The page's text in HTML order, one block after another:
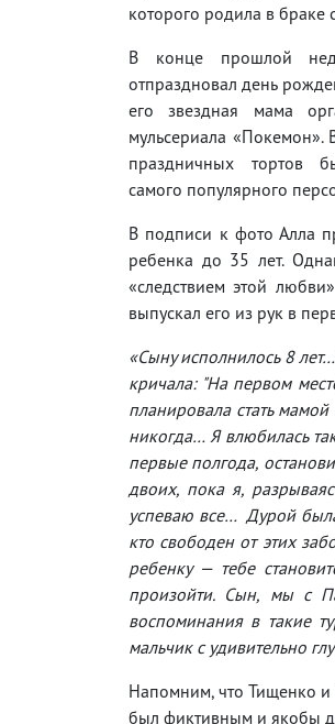
которого родила в
В конце прошлой
отпраздновал день
его звездная мама
мульсериала «Покемон».
праздничных тортов
самого популярного
В подписи к фото Алла
ребенка до 35 лет.
«следствием этой
выпускал его из рук в
«Сыну исполнилось 8
кричала: "На первом
планировала стать
никогда… Я влюбилась
первые полгода,
двоих, пока я,
успеваю все… Дурой
кто свободен от этих
ребенку — тебе
произойти. Сын, мы с
воспоминания в такие
мальчик с удивительно
Напомним, что Тищенко и
был фиктивным и якобы